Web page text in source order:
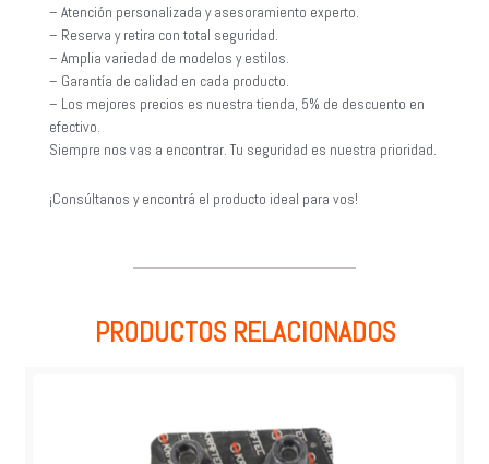
– Atención personalizada y asesoramiento experto.
– Reserva y retira con total seguridad.
– Amplia variedad de modelos y estilos.
– Garantía de calidad en cada producto.
– Los mejores precios es nuestra tienda, 5% de descuento en
efectivo.
Siempre nos vas a encontrar. Tu seguridad es nuestra prioridad.
¡Consúltanos y encontrá el producto ideal para vos!
PRODUCTOS RELACIONADOS